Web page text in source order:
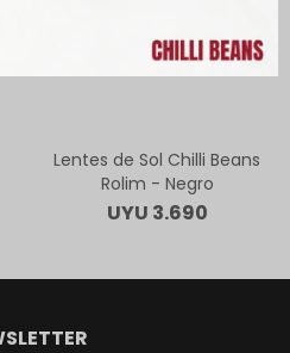
Lentes de Sol Chilli Beans
Rolim - Negro
UYU 3.690